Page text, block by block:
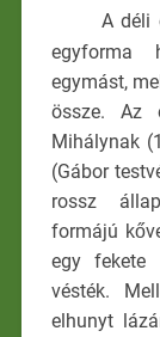
A déli
egyforma
egymást,
össze. Az
Mihálynak
(Gábor
rossz
formájú
egy fekete
vésték.
elhunyt